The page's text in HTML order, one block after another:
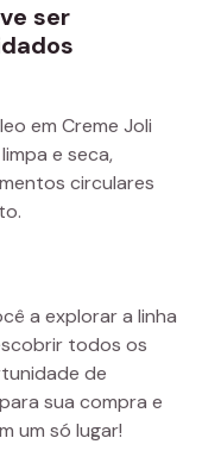
ser
em Creme Joli
e seca,
circulares
a explorar a linha
todos os
de
sua compra e
um só lugar!